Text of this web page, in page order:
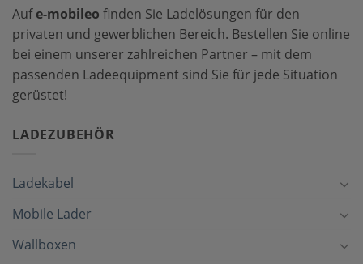
Aufe-mobileo finden Sie Ladelösungen für den
privaten und gewerblichen Bereich. Bestellen Sie online
bei einem unserer zahlreichen Partner – mit dem
passenden Ladeequipment sind Sie für jede Situation
gerüstet!
LADEZUBEHÖR
Ladekabel
Mobile Lader
Wallboxen